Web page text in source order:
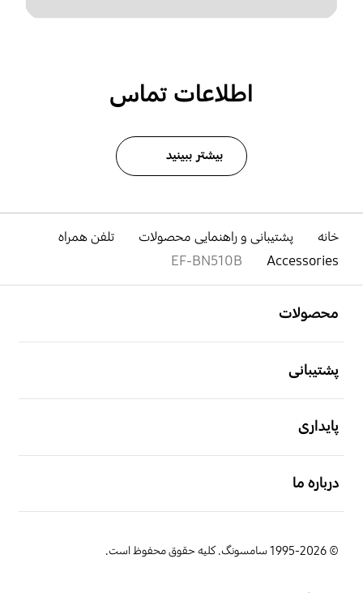
اطلاعات تماس
بیشتر ببینید
خانه پشتیبانی و راهنمایی محصولات
تلفن همراه
Accessories
EF-BN510B
محصولات
پشتیبانی
پایداری
درباره ما
© 1995-2026 سامسونگ. کلیه حقوق محفوظ است.